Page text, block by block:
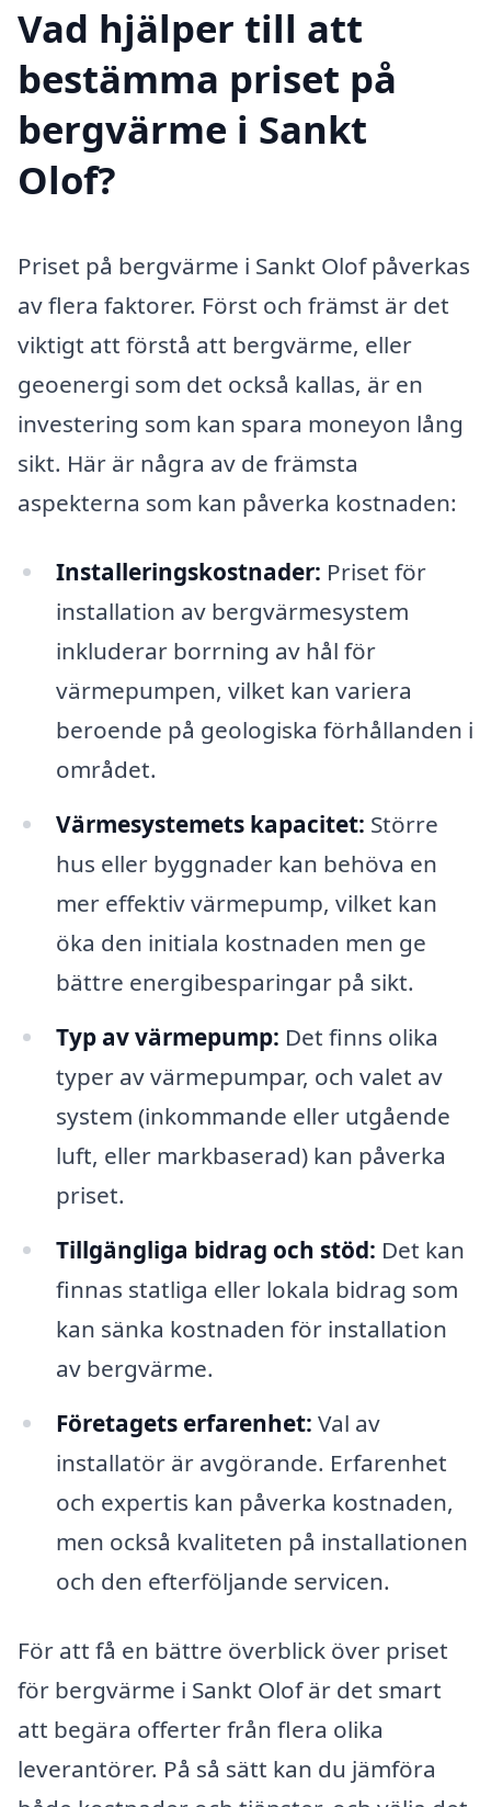
Vad hjälper till att
bestämma priset på
bergvärme i Sankt
Olof?
Priset på bergvärme i Sankt Olof påverkas
av flera faktorer. Först och främst är det
viktigt att förstå att bergvärme, eller
geoenergi som det också kallas, är en
investering som kan spara moneyon lång
sikt. Här är några av de främsta
aspekterna som kan påverka kostnaden:
Installeringskostnader: Priset för
installation av bergvärmesystem
inkluderar borrning av hål för
värmepumpen, vilket kan variera
beroende på geologiska förhållanden i
området.
Värmesystemets kapacitet: Större
hus eller byggnader kan behöva en
mer effektiv värmepump, vilket kan
öka den initiala kostnaden men ge
bättre energibesparingar på sikt.
Typ av värmepump: Det finns olika
typer av värmepumpar, och valet av
system (inkommande eller utgående
luft, eller markbaserad) kan påverka
priset.
Tillgängliga bidrag och stöd: Det kan
finnas statliga eller lokala bidrag som
kan sänka kostnaden för installation
av bergvärme.
Företagets erfarenhet: Val av
installatör är avgörande. Erfarenhet
och expertis kan påverka kostnaden,
men också kvaliteten på installationen
och den efterföljande servicen.
För att få en bättre överblick över priset
för bergvärme i Sankt Olof är det smart
att begära offerter från flera olika
leverantörer. På så sätt kan du jämföra